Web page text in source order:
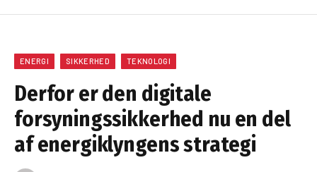
ENERGI SIKKERHED TEKNOLOGI
Derfor er den digitale
forsyningssikkerhed nu en del
af energiklyngens strategi